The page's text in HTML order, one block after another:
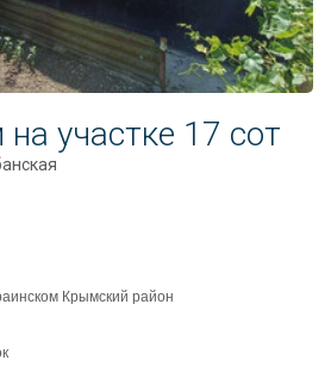
участке 17 сот
Крымский район